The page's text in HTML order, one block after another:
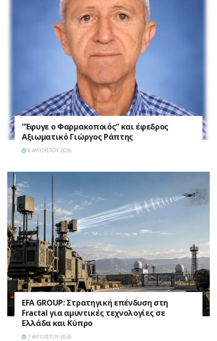
“Έφυγε ο Φαρμακοποιός” και έφεδρος
Αξιωματικό Γιώργος Ράπτης
8 ΑΥΓΟΎΣΤΟΥ 2026
EFA GROUP: Στρατηγική επένδυση στη
Fractal για αμυντικές τεχνολογίες σε
Ελλάδα και Κύπρο
7 ΑΥΓΟΎΣΤΟΥ 2026